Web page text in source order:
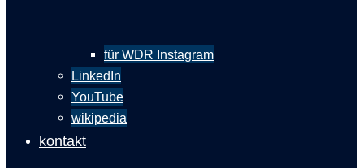
für WDR Instagram
LinkedIn
YouTube
wikipedia
kontakt